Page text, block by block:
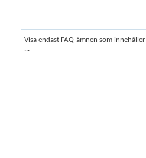
Visa endast FAQ-ämnen som innehåller
...